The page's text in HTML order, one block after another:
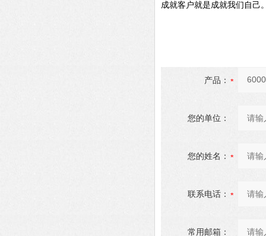
成就客户就是成就我们自己
产品：
您的单位：
您的姓名：
联系电话：
常用邮箱：